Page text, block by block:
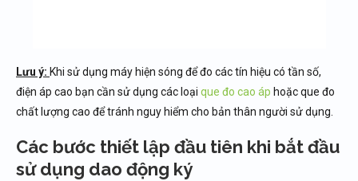
Lưu ý: Khi sử dụng máy hiện sóng để đo các tín hiệu có tần số,
điện áp cao bạn cần sử dụng các loại que đo cao áp hoặc que đo
chất lượng cao để tránh nguy hiểm cho bản thân người sử dụng.
Các bước thiết lập đầu tiên khi bắt đầu
sử dụng dao động ký